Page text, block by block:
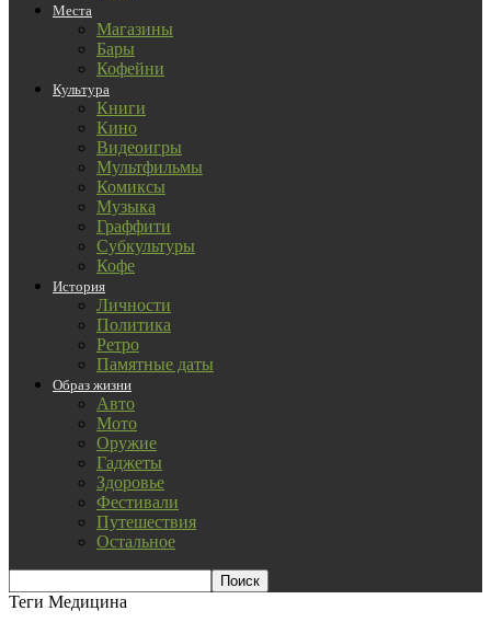
Места
Магазины
Бары
Кофейни
Культура
Книги
Кино
Видеоигры
Мультфильмы
Комиксы
Музыка
Граффити
Субкультуры
Кофе
История
Личности
Политика
Ретро
Памятные даты
Образ жизни
Авто
Мото
Оружие
Гаджеты
Здоровье
Фестивали
Путешествия
Остальное
Теги Медицина